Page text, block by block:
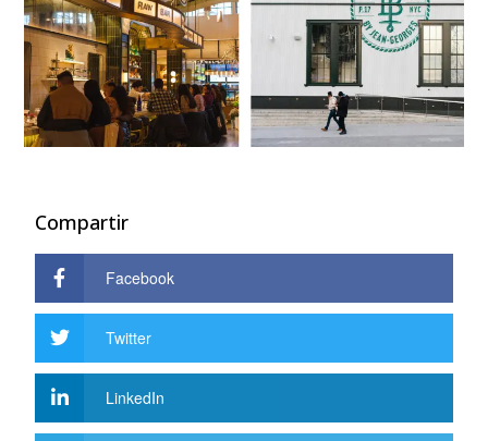
Compartir
Facebook
Twitter
LinkedIn